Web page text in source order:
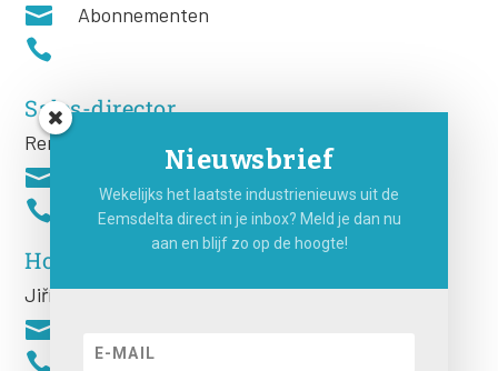
 Abonnementen

Sales-director
Remco Rooij


Hoofdredacteur
JiříHartog


Nieuwsbrief
Wekelijks het laatste industrienieuws uit de
Eemsdelta direct in je inbox? Meld je dan nu
aan en blijf zo op de hoogte!